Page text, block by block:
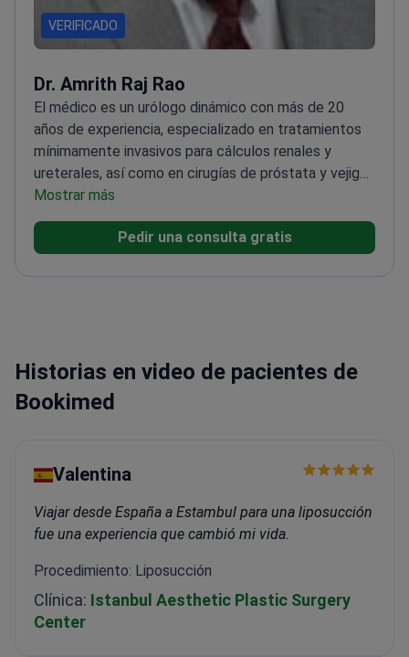
VERIFICADO
Dr. Amrith Raj Rao
El médico es un urólogo dinámico con más de 20
años de experiencia, especializado en tratamientos
mínimamente invasivos para cálculos renales y
ureterales, así como en cirugías de próstata y vejiga.
<\/p>Está certificado en el Reino Unido (CCT) y ha
completado dos becas de visita en los EE. UU.
Además, es miembro del Consejo Europeo de
Mostrar más
Pedir una consulta gratis
Historias en video de pacientes de
Bookimed
Valentina
Viajar desde España a Estambul para una liposucción
fue una experiencia que cambió mi vida.
Procedimiento: Liposucción
Clínica: Istanbul Aesthetic Plastic Surgery
Center